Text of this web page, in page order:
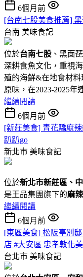
6個月前
[台南七股美食推薦]
台南 美味食記
位於台南七股 、黑面
深耕食魚文化，重視
殖的海鮮&在地食材
原味，在2023-2025年
繼續閱讀
6個月前
[新莊美食] 青花驕麻
趴趴go
新北市 美味食記
位於新北市新莊區、
是王品集團旗下的麻
繼續閱讀
6個月前
[東區美食] 松阪亭別
店 #大安區 忠孝敦化
台北市 美味食記